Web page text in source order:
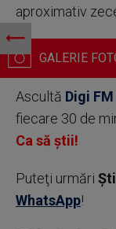
aproximativ
Jose Mourinho /
Ascultă Digi
fiecare 30 de
Ca să știi!
Puteţi urmări
WhatsApp!